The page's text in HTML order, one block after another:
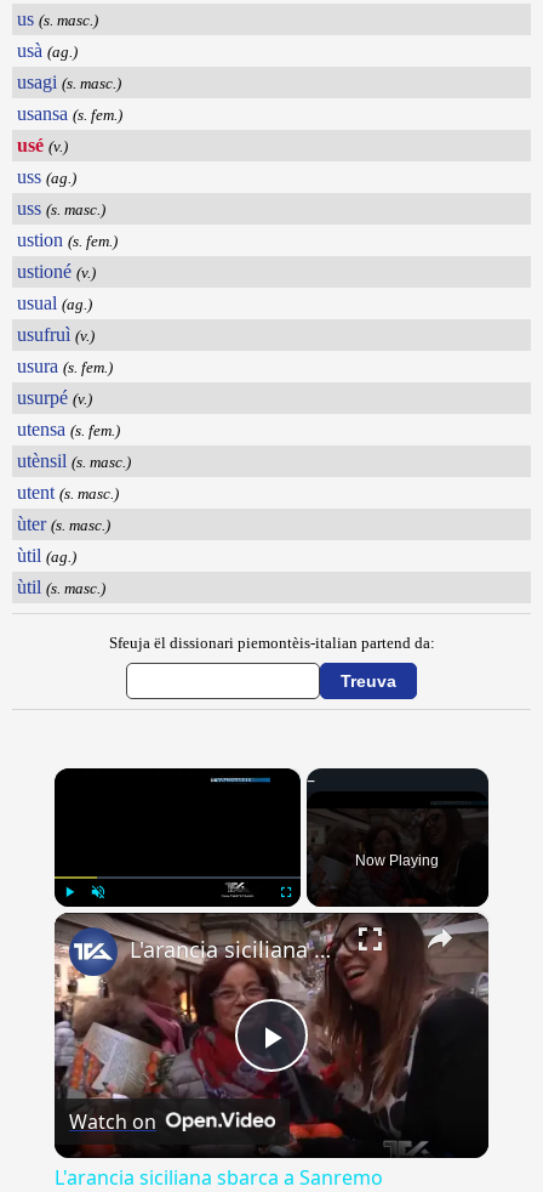
us (s. masc.)
usà (ag.)
usagi (s. masc.)
usansa (s. fem.)
usé (v.)
uss (ag.)
uss (s. masc.)
ustion (s. fem.)
ustioné (v.)
usual (ag.)
usufruì (v.)
usura (s. fem.)
usurpé (v.)
utensa (s. fem.)
utènsil (s. masc.)
utent (s. masc.)
ùter (s. masc.)
ùtil (ag.)
ùtil (s. masc.)
Sfeuja ël dissionari piemontèis-italian partend da:
×
Play Unmute Fullscreen
Now Playing
×
Play
Video
L'arancia siciliana sbarca a Sanremo
Watch on
L'arancia siciliana sbarca a Sanremo